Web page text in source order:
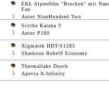
EKL Alpenföhn "Brocken" mit
Fan
Antec NineHundred Two
Scythe Katana 3
Antec P180
Xigmatek HDT-S1283
Sharkoon Rebel9 Economy
Thermaltake Duorb
Apevia X-Infinity